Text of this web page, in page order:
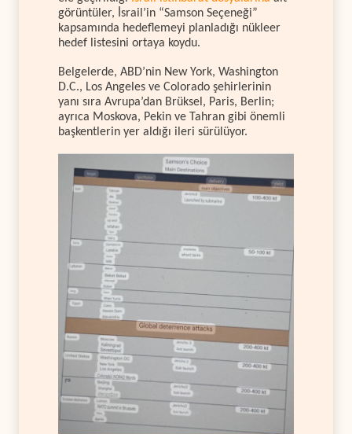
görüntüler, İsrail’in “Samson Seçeneği”
kapsamında hedeflemeyi planladığı nükleer
hedef listesini ortaya koydu.
Belgelerde, ABD’nin New York, Washington
D.C., Los Angeles ve Colorado şehirlerinin
yanı sıra Avrupa’dan Brüksel, Paris, Berlin;
ayrıca Moskova, Pekin ve Tahran gibi önemli
başkentlerin yer aldığı ileri sürülüyor.